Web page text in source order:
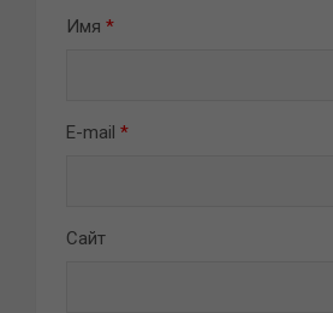
Имя *
E-mail *
Сайт